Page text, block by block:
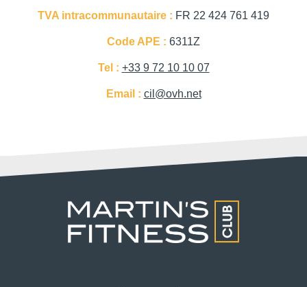
TVA intracommunautaire : FR 22 424 761 419
Code APE : 6311Z
Tel : +33 9 72 10 10 07
Email : cil@ovh.net